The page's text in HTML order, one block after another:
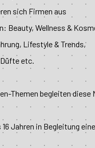
sich Firmen aus
: Beauty, Wellness &
Lifestyle & Trends,
etc.
Themen begleiten diese
Jahren in Begleitung